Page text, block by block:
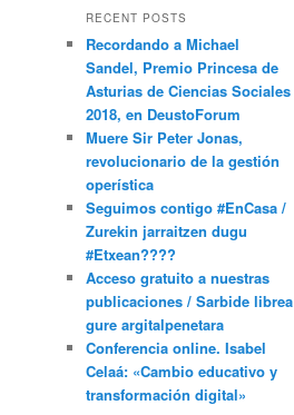
RECENT POSTS
Recordando a Michael
Sandel, Premio Princesa de
Asturias de Ciencias Sociales
2018, en DeustoForum
Muere Sir Peter Jonas,
revolucionario de la gestión
operística
Seguimos contigo #EnCasa /
Zurekin jarraitzen dugu
#Etxean????
Acceso gratuito a nuestras
publicaciones / Sarbide librea
gure argitalpenetara
Conferencia online. Isabel
Celaá: «Cambio educativo y
transformación digital»